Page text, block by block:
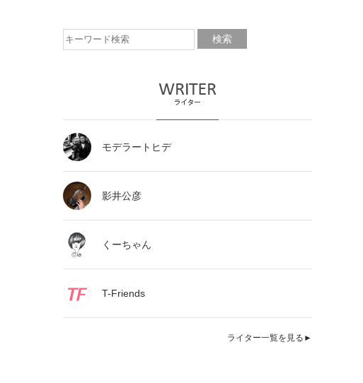
モデラートヒデ
影井公彦
くーちゃん
T-Friends
ライター一覧を見る►